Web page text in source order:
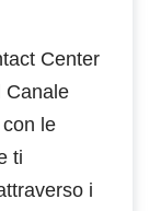
Center
Canale
le
ti
i